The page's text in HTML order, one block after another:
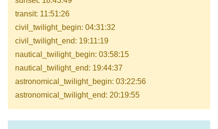
transit: 11:51:26
civil_twilight_begin: 04:31:32
civil_twilight_end: 19:11:19
nautical_twilight_begin: 03:58:15
nautical_twilight_end: 19:44:37
astronomical_twilight_begin: 03:22:56
astronomical_twilight_end: 20:19:55